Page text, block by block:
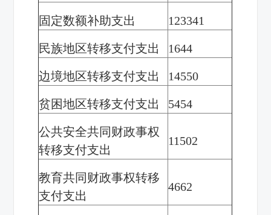
固定数额补助支出 123341
民族地区转移支付支出 1644
边境地区转移支付支出 14550
贫困地区转移支付支出 5454
公共安全共同财政事权
转移支付支出
11502
教育共同财政事权转移
支付支出
4662